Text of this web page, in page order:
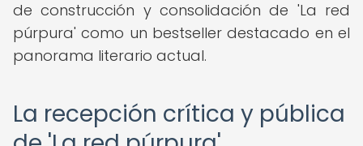
de construcción y consolidación de 'La red
púrpura' como un bestseller destacado en el
panorama literario actual.
La recepción crítica y pública